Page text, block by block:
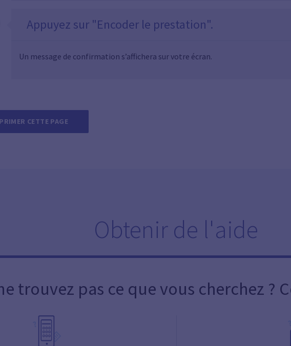
Appuyez sur "Encoder le prestation".
Un message de confirmation s’affichera sur votre écran.
CETTE PAGE
Obtenir de l'aide
trouvez pas ce que vous cherchez ?